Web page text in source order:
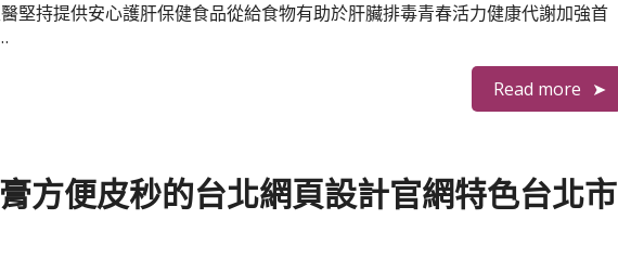
堅持提供安心護肝保健食品從給食物有助於肝臟排毒青春活力健康代謝加強首
Read more
方便皮秒的台北網頁設計官網特色台北市